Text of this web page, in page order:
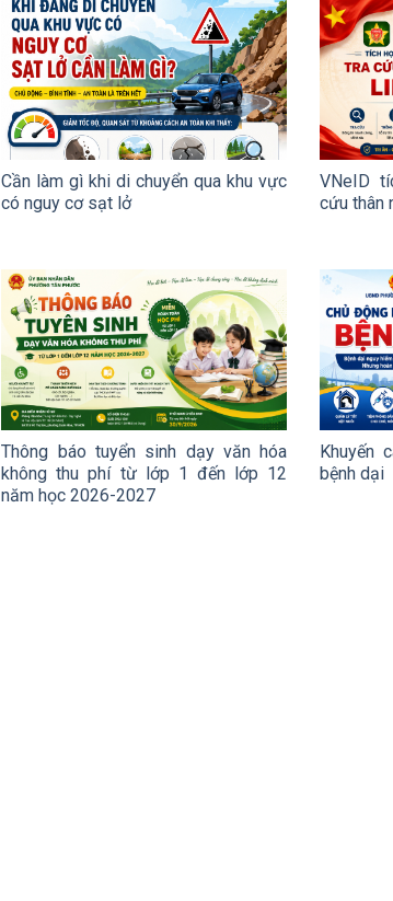
Cần làm gì khi di chuyển qua khu vực
có nguy cơ sạt lở
VNeID
cứu thân
Thông báo tuyển sinh dạy văn hóa
không thu phí từ lớp 1 đến lớp 12
năm học 2026-2027
Khuyến
bệnh dại